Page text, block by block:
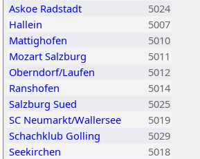
Askoe Radstadt
5024
Hallein
5007
Mattighofen
5010
Mozart Salzburg
5011
Oberndorf/Laufen
5012
Ranshofen
5014
Salzburg Sued
5025
SC Neumarkt/Wallersee
5019
Schachklub Golling
5029
Seekirchen
5018